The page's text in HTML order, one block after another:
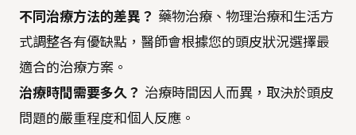
不同治療方法的差異？ 藥物治療、物理治療和生活方
式調整各有優缺點，醫師會根據您的頭皮狀況選擇最
適合的治療方案。
治療時間需要多久？ 治療時間因人而異，取決於頭皮
問題的嚴重程度和個人反應。